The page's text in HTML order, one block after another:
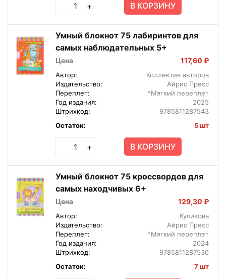
+ В КОРЗИНУ
Умный блокнот 75 лабиринтов для
самых наблюдательных 5+
Цена 117,60 ₽
Автор:
Коллектив авторов
Издательство:
Айрис Пресс
Переплет:
*Мягкий переплет
Год издания:
2025
Штрихкод:
9785811287543
Остаток:
5 шт
+ В КОРЗИНУ
Умный блокнот 75 кроссвордов для
самых находчивых 6+
Цена 129,30 ₽
Автор:
Куликова
Издательство:
Айрис Пресс
Переплет:
*Мягкий переплет
Год издания:
2024
Штрихкод:
9785811287536
Остаток:
7 шт